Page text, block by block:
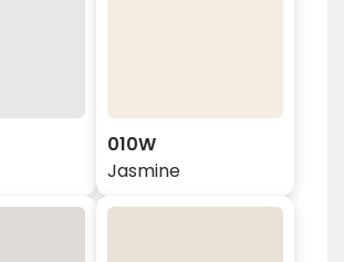
010W
Jasmine